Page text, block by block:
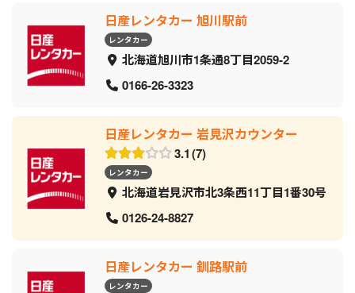
日産レンタカー 旭川駅前
レンタカー
北海道旭川市1条通8丁目2059‐2
0166-26-3323
日産レンタカー 岩見沢カウンター
3.1 7
レンタカー
北海道岩見沢市北3条西11丁目1番30号
0126-24-8827
日産レンタカー 釧路駅前
レンタカー